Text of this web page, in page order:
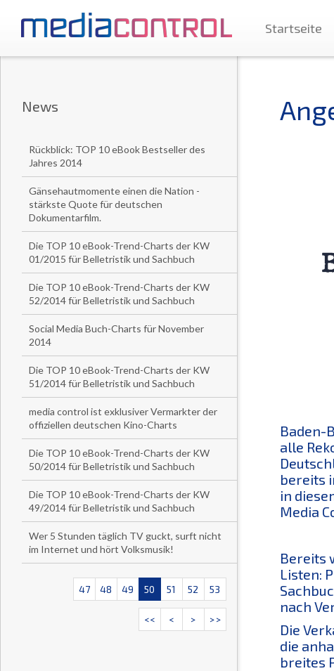
Startseite
News
Rückblick: TOP 10 eBook Bestseller des
Jahres 2014
Gänsehautmomente einen die Nation -
stärkste Quote für deutschen
Dokumentarfilm.
Die TOP 10 eBook-Trend-Charts der KW
01/2015 für Belletristik und Sachbuch
Die TOP 10 eBook-Trend-Charts der KW
52/2014 für Belletristik und Sachbuch
Social Media Buch-Charts für November
2014
Die TOP 10 eBook-Trend-Charts der KW
51/2014 für Belletristik und Sachbuch
media control ist exklusiver Vermarkter der
offiziellen deutschen Kino-Charts
Die TOP 10 eBook-Trend-Charts der KW
50/2014 für Belletristik und Sachbuch
Die TOP 10 eBook-Trend-Charts der KW
49/2014 für Belletristik und Sachbuch
Wer 5 Stunden täglich TV guckt, surft nicht
im Internet und hört Volksmusik!
47 48 49 50 51 52 53
<< < > >>
Baden-
alle
bereits
in
Media
Bereits
Listen:
nach
Die
die
breites